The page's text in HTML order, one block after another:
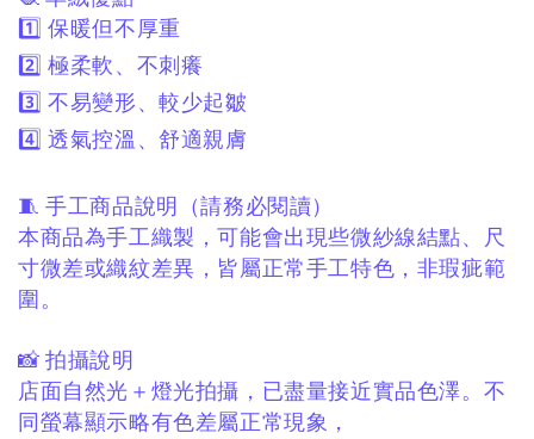
1️⃣ 保暖但不厚重
2️⃣ 極柔軟、不刺癢
3️⃣ 不易變形、較少起皺
4️⃣ 透氣控溫、舒適親膚
🧵 手工商品說明（請務必閱讀）
本商品為手工織製，可能會出現些微紗線結點、 尺
寸微差或織紋差異， 皆屬正常手工特色，非瑕疵範
圍。
📸 拍攝說明
店面自然光＋燈光拍攝， 已盡量接近實品色澤。 不
同螢幕顯示略有色差屬正常現象，